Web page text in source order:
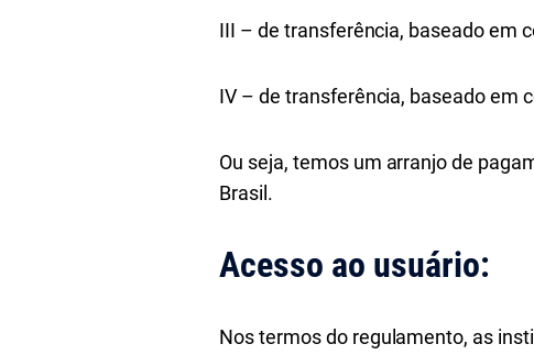
III – de transferência, baseado em
IV – de transferência, baseado em
Ou seja, temos um arranjo de
Brasil.
Acesso ao usuário:
Nos termos do regulamento, as